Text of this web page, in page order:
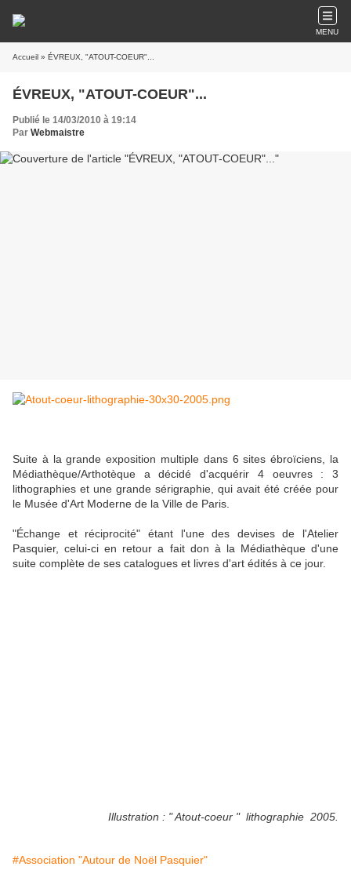
MENU
Accueil » ÉVREUX, "ATOUT-COEUR"...
ÉVREUX, "ATOUT-COEUR"...
Publié le 14/03/2010 à 19:14
Par Webmaistre
Suite à la grande exposition multiple dans 6 sites ébroïciens, la
Médiathèque/Arthotèque a décidé d'acquérir 4 oeuvres : 3
lithographies et une grande sérigraphie, qui avait été créée pour
le Musée d'Art Moderne de la Ville de Paris.
"Échange et réciprocité" étant l'une des devises de l'Atelier
Pasquier, celui-ci en retour a fait don à la Médiathèque d'une
suite complète de ses catalogues et livres d'art édités à ce jour.
Illustration : " Atout-coeur " lithographie 2005.
#Association "Autour de Noël Pasquier"